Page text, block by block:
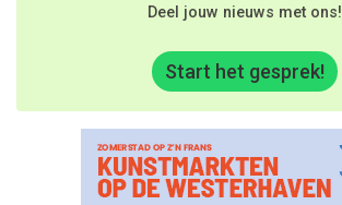
Deel jouw nieuws met ons!
Start het gesprek!